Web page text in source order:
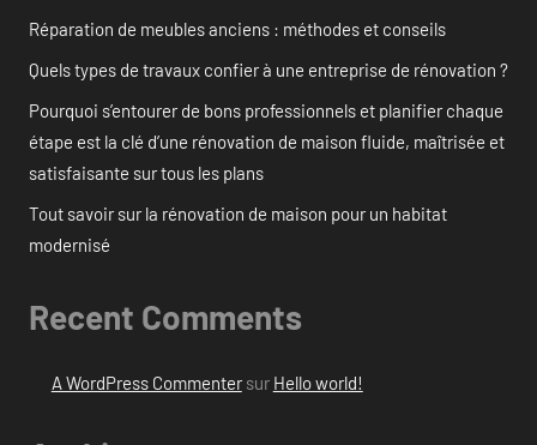
Réparation de meubles anciens : méthodes et conseils
Quels types de travaux confier à une entreprise de rénovation ?
Pourquoi s’entourer de bons professionnels et planifier chaque
étape est la clé d’une rénovation de maison fluide, maîtrisée et
satisfaisante sur tous les plans
Tout savoir sur la rénovation de maison pour un habitat
modernisé
Recent Comments
A WordPress Commentersur Hello world!